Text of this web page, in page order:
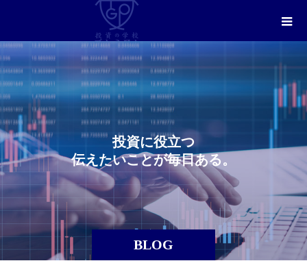
BLOG
投資に役立つ
伝え たいことが毎日ある。